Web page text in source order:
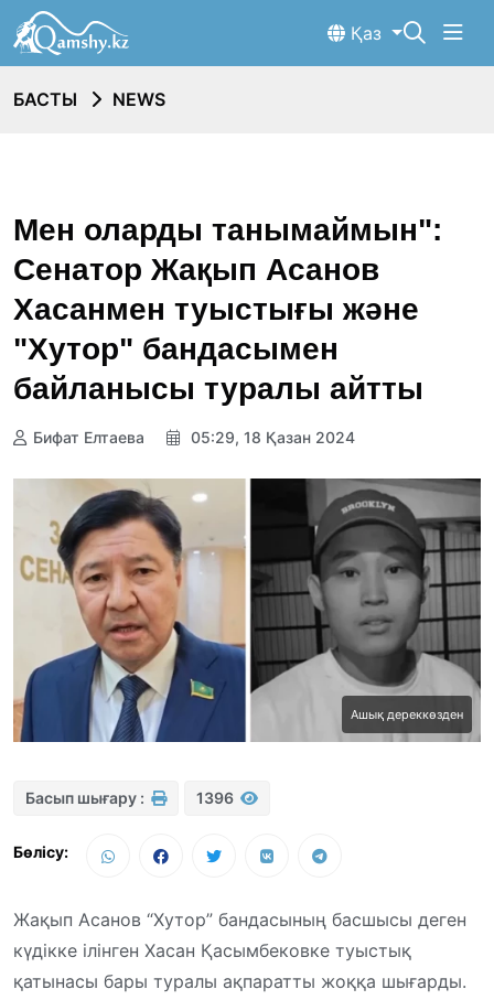
Қаз
БАСТЫ NEWS
Мен оларды танымаймын":
Сенатор Жақып Асанов
Хасанмен туыстығы және
"Хутор" бандасымен
байланысы туралы айтты
Бифат Елтаева 05:29, 18 Қазан 2024
Ашық дереккөзден
Басып шығару : 1396
Бөлісу:
Жақып Асанов “Хутор” бандасының басшысы деген
күдікке ілінген Хасан Қасымбековке туыстық
қатынасы бары туралы ақпаратты жоққа шығарды.